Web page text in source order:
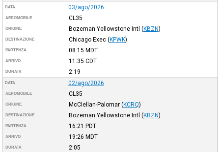
DATA 03/ago/2026
AEROMOBILE CL35
ORIGINE Bozeman Yellowstone Intl (KBZN)
DESTINAZIONE Chicago Exec (KPWK)
PARTENZA 08:15 MDT
ARRIVO 11:35 CDT
DURATA 2:19
DATA 02/ago/2026
AEROMOBILE CL35
ORIGINE McClellan-Palomar (KCRQ)
DESTINAZIONE Bozeman Yellowstone Intl (KBZN)
PARTENZA 16:21 PDT
ARRIVO 19:26 MDT
DURATA 2:05